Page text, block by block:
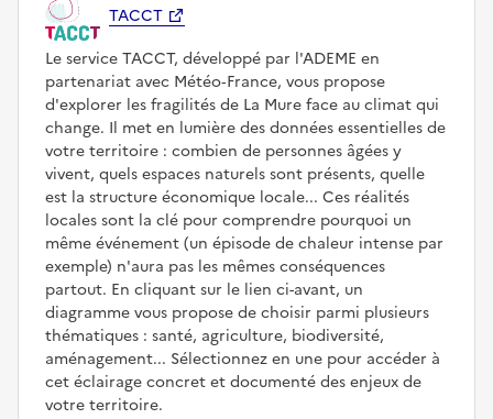
TACCT
Le service TACCT, développé par l'ADEME en
partenariat avec Météo‑France, vous propose
d'explorer les fragilités de La Mure face au climat qui
change. Il met en lumière des données essentielles de
votre territoire : combien de personnes âgées y
vivent, quels espaces naturels sont présents, quelle
est la structure économique locale... Ces réalités
locales sont la clé pour comprendre pourquoi un
même événement (un épisode de chaleur intense par
exemple) n'aura pas les mêmes conséquences
partout. En cliquant sur le lien ci-avant, un
diagramme vous propose de choisir parmi plusieurs
thématiques : santé, agriculture, biodiversité,
aménagement... Sélectionnez en une pour accéder à
cet éclairage concret et documenté des enjeux de
votre territoire.